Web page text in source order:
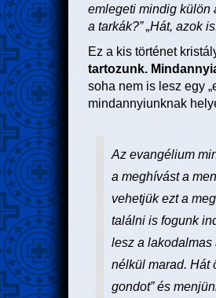
emlegeti mindig külön
a tarkák?” „Hát, azok
Ez a kis történet
tartozunk.
soha nem is lesz egy
mindannyiunknak
Az evangélium
a meghívást a
vehetjük ezt a
találni is fogunk
lesz a lakodalmas
nélkül marad. Hát
gondot” és